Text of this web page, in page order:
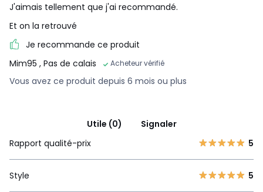
J'aimais tellement que j'ai recommandé.
Et on la retrouvé
Je recommande ce produit
Mim95 , Pas de calais Acheteur vérifié
Vous avez ce produit depuis 6 mois ou plus
Utile (0)
Signaler
Rapport qualité-prix
5
Style 5